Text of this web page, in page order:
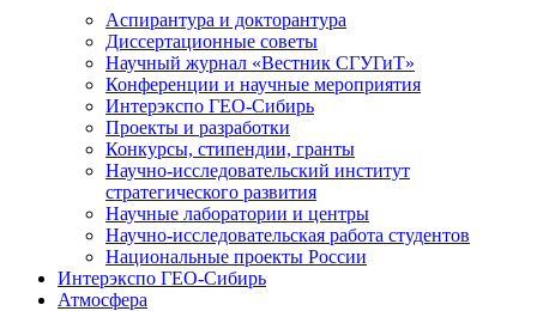
Аспирантура и докторантура
Диссертационные советы
Научный журнал «Вестник СГУГиТ»
Конференции и научные мероприятия
Интерэкспо ГЕО-Сибирь
Проекты и разработки
Конкурсы, стипендии, гранты
Научно-исследовательский институт
стратегического развития
Научные лаборатории и центры
Научно-исследовательская работа студентов
Национальные проекты России
Интерэкспо ГЕО-Сибирь
Атмосфера